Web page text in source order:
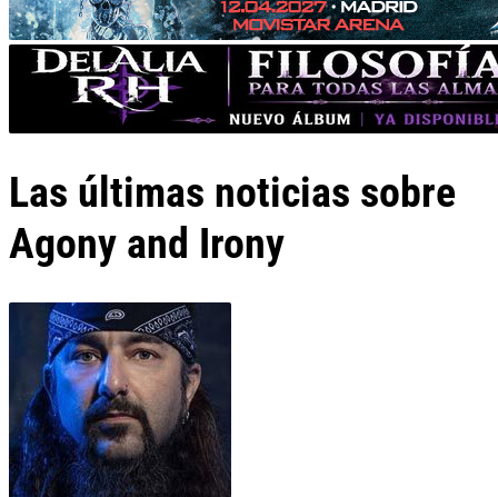
Las últimas noticias sobre
Agony and Irony